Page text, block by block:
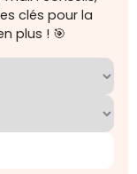
clés pour la
plus ! 🎯